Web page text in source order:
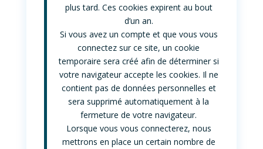
plus tard. Ces cookies expirent au bout
d’un an.
Si vous avez un compte et que vous vous
connectez sur ce site, un cookie
temporaire sera créé afin de déterminer si
votre navigateur accepte les cookies. Il ne
contient pas de données personnelles et
sera supprimé automatiquement à la
fermeture de votre navigateur.
Lorsque vous vous connecterez, nous
mettrons en place un certain nombre de